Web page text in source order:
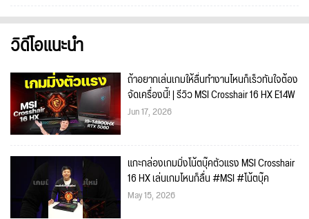
วิดีโอแนะนำ
ถ้าอยากเล่นเกมให้ลื่นทำงานไหนก็เร็วทันใจต้อง
จัดเครื่องนี้! | รีวิว MSI Crosshair 16 HX E14W
Jun 17, 2026
แกะกล่องเกมมิ่งโน้ตบุ๊คตัวแรง MSI Crosshair
16 HX เล่นเกมไหนก็ลื่น #MSI #โน้ตบุ๊ค
May 15, 2026